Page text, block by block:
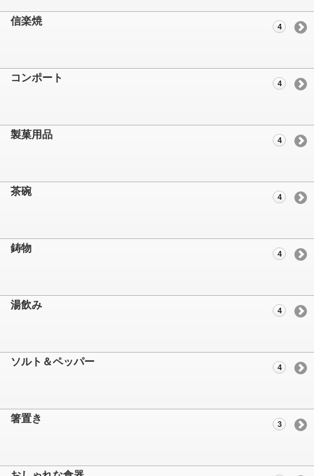
信楽焼 4
コンポート 4
製菓用品 4
茶碗 4
鋳物 4
湯飲み 4
ソルト＆ペッパー 4
箸置き 3